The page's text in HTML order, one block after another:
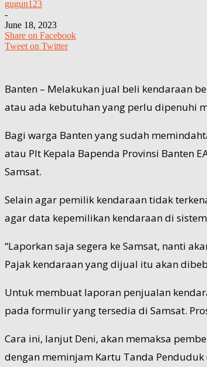
gugun123
-
June 18, 2023
Share on Facebook
Tweet on Twitter
Banten – Melakukan jual beli kendaraan
atau ada kebutuhan yang perlu dipenuhi
Bagi warga Banten yang sudah
atau Plt Kepala Bapenda Provinsi Banten
Samsat.
Selain agar pemilik kendaraan tidak
agar data kepemilikan kendaraan di
“Laporkan saja segera ke Samsat, nanti
Pajak kendaraan yang dijual itu akan
Untuk membuat laporan penjualan
pada formulir yang tersedia di Samsat.
Cara ini, lanjut Deni, akan memaksa
dengan meminjam Kartu Tanda